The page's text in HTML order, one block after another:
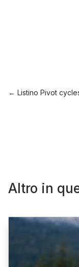
← Listino Pivot
Altro in